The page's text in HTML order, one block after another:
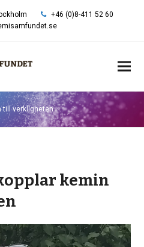
+46 (0)8-411 52 60
till verkligheten
kemin